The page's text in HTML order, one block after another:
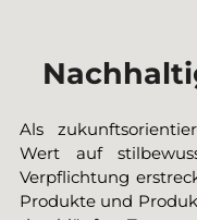
Als
Wert auf
Verpflichtung
Produkte und